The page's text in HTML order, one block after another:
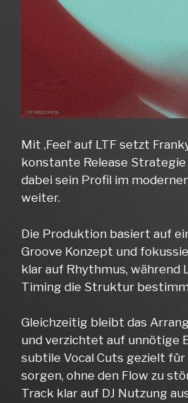
Mit ‚Feel‘ auf LTF setzt
konstante Release
dabei sein Profil im
weiter.
Die Produktion basiert auf
Groove Konzept und
klar auf Rhythmus, während
Timing die Struktur
Gleichzeitig bleibt das
und verzichtet auf unnötige
subtile Vocal Cuts gezielt
sorgen, ohne den Flow zu
Track klar auf DJ Nutzung